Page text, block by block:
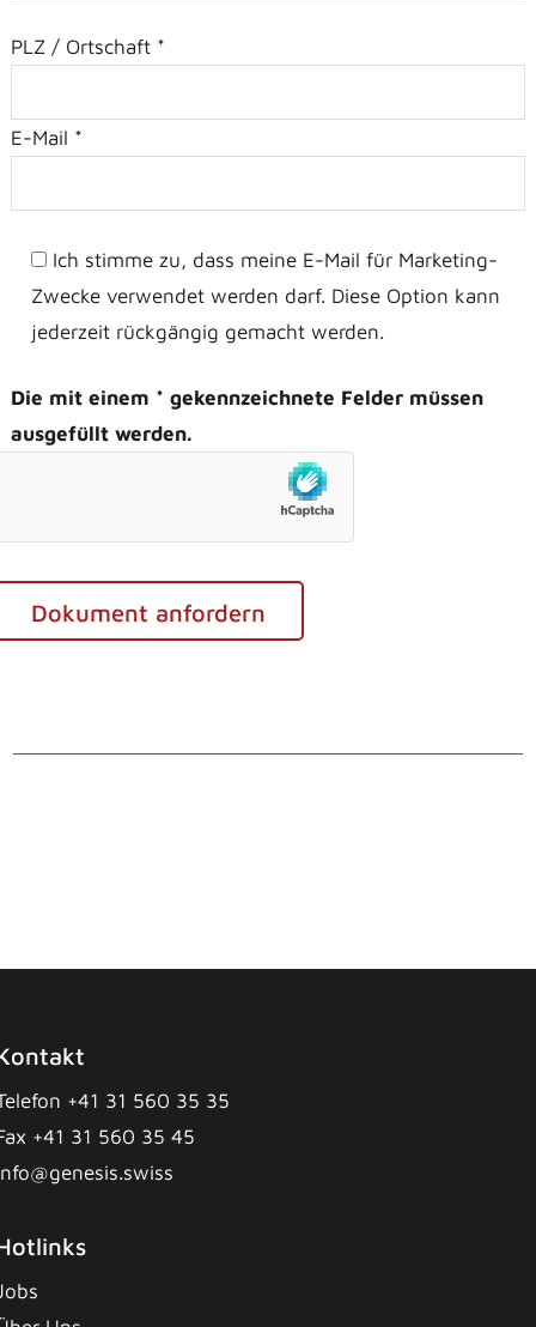
PLZ / Ortschaft *
E-Mail *
Ich stimme zu, dass meine E-Mail für Marketing-
Zwecke verwendet werden darf. Diese Option kann
jederzeit rückgängig gemacht werden.
Die mit einem * gekennzeichnete Felder müssen
ausgefüllt werden.
+41 31 560 35 35
+41 31 560 35 45